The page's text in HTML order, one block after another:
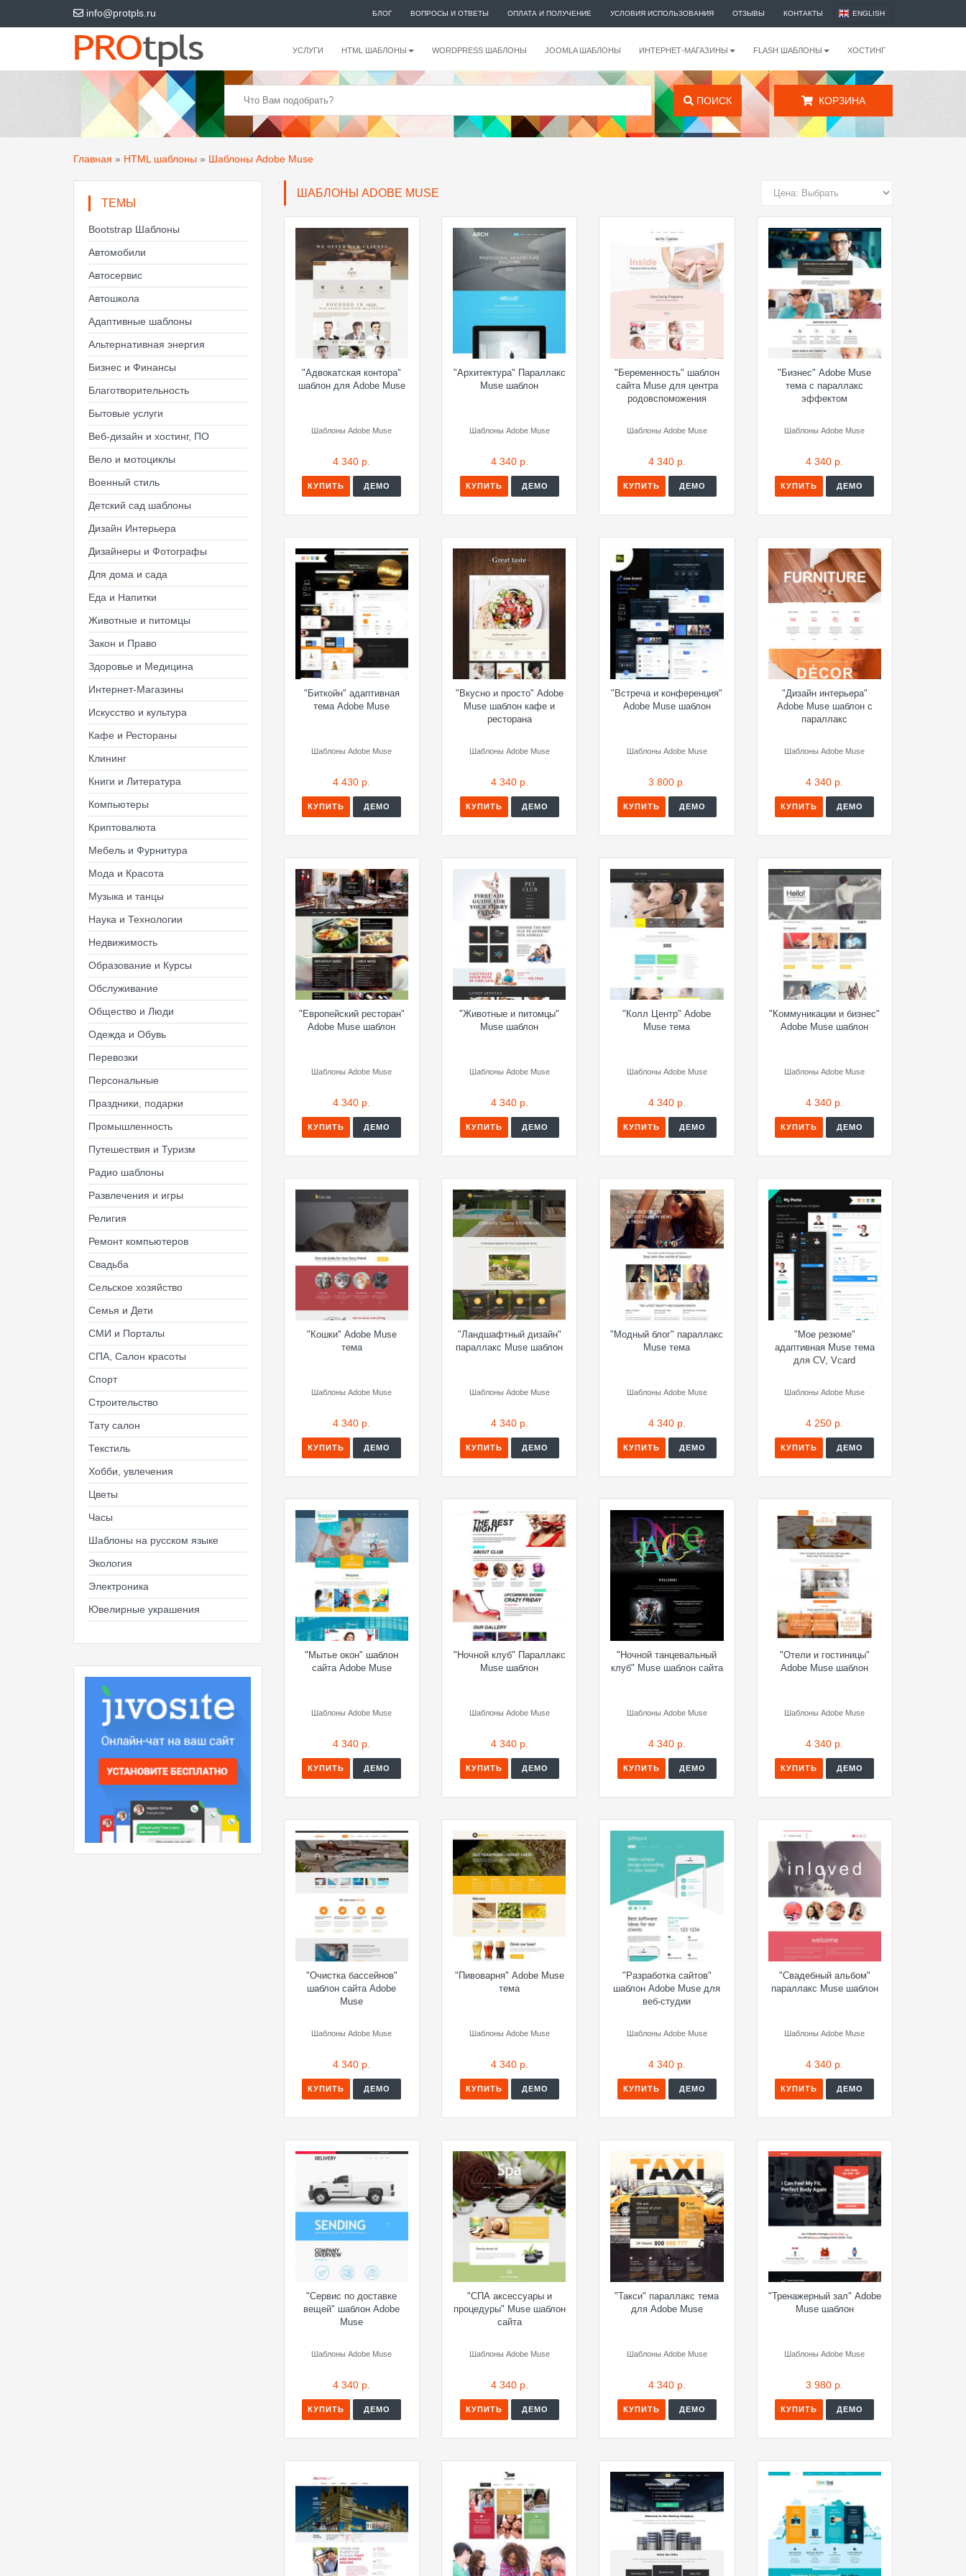
info@protpls.ru БЛОГ ВОПРОСЫ И ОТВЕТЫ ОПЛАТА И ПОЛУЧЕНИЕ УСЛОВИЯ ИСПОЛЬЗОВАНИЯ ОТЗЫВЫ КОНТАКТЫ ENGLISH
УСЛУГИ HTML ШАБЛОНЫ WORDPRESS ШАБЛОНЫ JOOMLA ШАБЛОНЫ ИНТЕРНЕТ-МАГАЗИНЫ FLASH ШАБЛОНЫ ХОСТИНГ
ПОИСК КОРЗИНА
Главная » HTML шаблоны » Шаблоны Adobe Muse
ТЕМЫ
Bootstrap Шаблоны
Автомобили
Автосервис
Автошкола
Адаптивные шаблоны
Альтернативная энергия
Бизнес и Финансы
Благотворительность
Бытовые услуги
Веб-дизайн и хостинг, ПО
Вело и мотоциклы
Военный стиль
Детский сад шаблоны
Дизайн Интерьера
Дизайнеры и Фотографы
Для дома и сада
Еда и Напитки
Животные и питомцы
Закон и Право
Здоровье и Медицина
Интернет-Магазины
Искусство и культура
Кафе и Рестораны
Клининг
Книги и Литература
Компьютеры
Криптовалюта
Мебель и Фурнитура
Мода и Красота
Музыка и танцы
Наука и Технологии
Недвижимость
Образование и Курсы
Обслуживание
Общество и Люди
Одежда и Обувь
Перевозки
Персональные
Праздники, подарки
Промышленность
Путешествия и Туризм
Радио шаблоны
Развлечения и игры
Религия
Ремонт компьютеров
Свадьба
Сельское хозяйство
Семья и Дети
СМИ и Порталы
СПА, Салон красоты
Спорт
Строительство
Тату салон
Текстиль
Хобби, увлечения
Цветы
Часы
Шаблоны на русском языке
Экология
Электроника
Ювелирные украшения
ШАБЛОНЫ ADOBE MUSE
"Адвокатская контора"
шаблон для Adobe Muse
Шаблоны Adobe Muse
4 340 р.
КУПИТЬ ДЕМО
"Архитектура" Параллакс
Muse шаблон
Шаблоны Adobe Muse
4 340 р.
КУПИТЬ ДЕМО
"Беременность" шаблон
сайта Muse для центра
родовспоможения
Шаблоны Adobe Muse
4 340 р.
КУПИТЬ ДЕМО
"Бизнес" Adobe Muse
тема с параллакс
эффектом
Шаблоны Adobe Muse
4 340 р.
КУПИТЬ ДЕМО
"Биткойн" адаптивная
тема Adobe Muse
Шаблоны Adobe Muse
4 430 р.
КУПИТЬ ДЕМО
"Вкусно и просто" Adobe
Muse шаблон кафе и
ресторана
Шаблоны Adobe Muse
4 340 р.
КУПИТЬ ДЕМО
"Встреча и конференция"
Adobe Muse шаблон
Шаблоны Adobe Muse
3 800 р.
КУПИТЬ ДЕМО
"Дизайн интерьера"
Adobe Muse шаблон с
параллакс
Шаблоны Adobe Muse
4 340 р.
КУПИТЬ ДЕМО
"Европейский ресторан"
Adobe Muse шаблон
Шаблоны Adobe Muse
4 340 р.
КУПИТЬ ДЕМО
"Животные и питомцы"
Muse шаблон
Шаблоны Adobe Muse
4 340 р.
КУПИТЬ ДЕМО
"Колл Центр" Adobe
Muse тема
Шаблоны Adobe Muse
4 340 р.
КУПИТЬ ДЕМО
"Коммуникации и бизнес"
Adobe Muse шаблон
Шаблоны Adobe Muse
4 340 р.
КУПИТЬ ДЕМО
"Кошки" Adobe Muse
тема
Шаблоны Adobe Muse
4 340 р.
КУПИТЬ ДЕМО
"Ландшафтный дизайн"
параллакс Muse шаблон
Шаблоны Adobe Muse
4 340 р.
КУПИТЬ ДЕМО
"Модный блог" параллакс
Muse тема
Шаблоны Adobe Muse
4 340 р.
КУПИТЬ ДЕМО
"Мое резюме"
адаптивная Muse тема
для CV, Vcard
Шаблоны Adobe Muse
4 250 р.
КУПИТЬ ДЕМО
"Мытье окон" шаблон
сайта Adobe Muse
Шаблоны Adobe Muse
4 340 р.
КУПИТЬ ДЕМО
"Ночной клуб" Параллакс
Muse шаблон
Шаблоны Adobe Muse
4 340 р.
КУПИТЬ ДЕМО
"Ночной танцевальный
клуб" Muse шаблон сайта
Шаблоны Adobe Muse
4 340 р.
КУПИТЬ ДЕМО
"Отели и гостиницы"
Adobe Muse шаблон
Шаблоны Adobe Muse
4 340 р.
КУПИТЬ ДЕМО
"Очистка бассейнов"
шаблон сайта Adobe
Muse
Шаблоны Adobe Muse
4 340 р.
КУПИТЬ ДЕМО
"Пивоварня" Adobe Muse
тема
Шаблоны Adobe Muse
4 340 р.
КУПИТЬ ДЕМО
"Разработка сайтов"
шаблон Adobe Muse для
веб-студии
Шаблоны Adobe Muse
4 340 р.
КУПИТЬ ДЕМО
"Свадебный альбом"
параллакс Muse шаблон
Шаблоны Adobe Muse
4 340 р.
КУПИТЬ ДЕМО
"Сервис по доставке
вещей" шаблон Adobe
Muse
Шаблоны Adobe Muse
4 340 р.
КУПИТЬ ДЕМО
"СПА аксессуары и
процедуры" Muse шаблон
сайта
Шаблоны Adobe Muse
4 340 р.
КУПИТЬ ДЕМО
"Такси" параллакс тема
для Adobe Muse
Шаблоны Adobe Muse
4 340 р.
КУПИТЬ ДЕМО
"Тренажерный зал" Adobe
Muse шаблон
Шаблоны Adobe Muse
3 980 р.
КУПИТЬ ДЕМО